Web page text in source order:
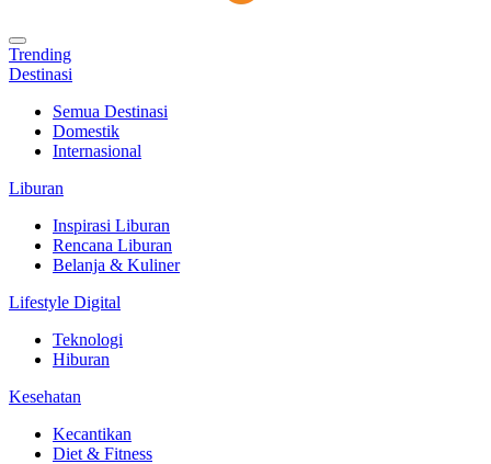
Trending
Destinasi
Semua Destinasi
Domestik
Internasional
Liburan
Inspirasi Liburan
Rencana Liburan
Belanja & Kuliner
Lifestyle Digital
Teknologi
Hiburan
Kesehatan
Kecantikan
Diet & Fitness